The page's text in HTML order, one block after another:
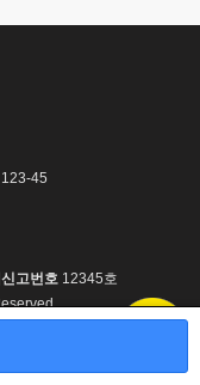
45
고번호 12345호